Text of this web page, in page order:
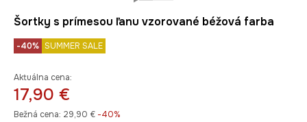
Šortky s prímesou ľanu vzorované béžová farba
-40% SUMMER SALE
Aktuálna cena:
17,90 €
Bežná cena: 29,90 € -40%